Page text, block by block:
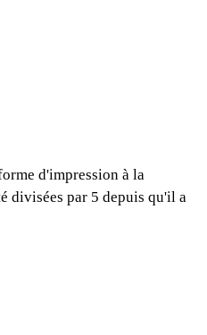
d'impression à la
divisées par 5 depuis qu'il a